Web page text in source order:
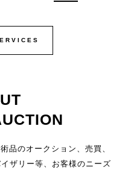
品のオークション、売買、
ザリー等、お客様のニーズ